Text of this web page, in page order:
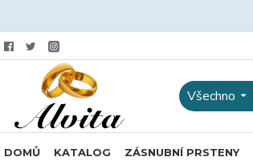
Všechno
DOMŮ KATALOG ZÁSNUBNÍ PRSTENY